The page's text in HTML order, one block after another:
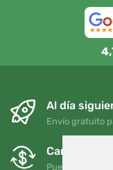
Al día
Envío gratuito
Cambios y
Puede